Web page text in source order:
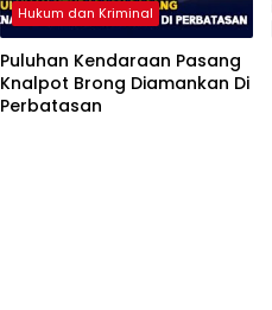
Hukum dan Kriminal
Puluhan Kendaraan Pasang
Knalpot Brong Diamankan Di
Perbatasan